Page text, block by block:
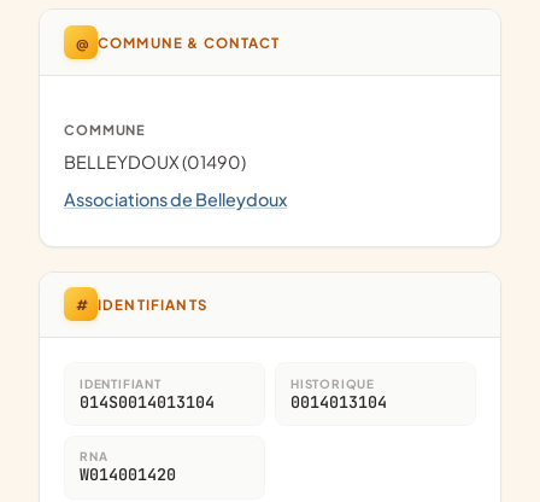
@ COMMUNE & CONTACT
COMMUNE
BELLEYDOUX (01490)
Associations de Belleydoux
# IDENTIFIANTS
IDENTIFIANT
014S0014013104
HISTORIQUE
0014013104
RNA
W014001420